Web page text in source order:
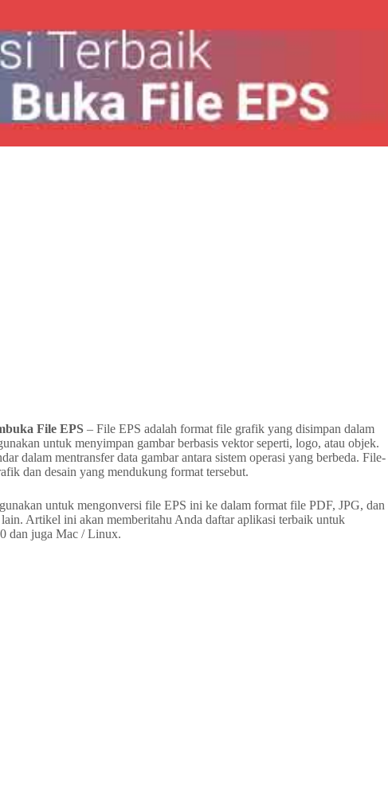
File EPS – File EPS adalah format file grafik yang disimpan dalam
untuk menyimpan gambar berbasis vektor seperti, logo, atau objek.
dalam mentransfer data gambar antara sistem operasi yang berbeda. File-
dan desain yang mendukung format tersebut.
untuk mengonversi file EPS ini ke dalam format file PDF, JPG, dan
Artikel ini akan memberitahu Anda daftar aplikasi terbaik untuk
dan juga Mac / Linux.